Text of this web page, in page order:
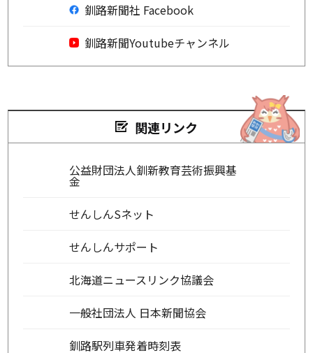
釧路新聞社 Facebook
釧路新聞Youtubeチャンネル
関連リンク
公益財団法人釧新教育芸術振興基
金
せんしんSネット
せんしんサポート
北海道ニュースリンク協議会
一般社団法人 日本新聞協会
釧路駅列車発着時刻表